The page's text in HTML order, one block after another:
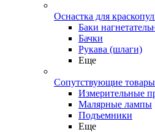
Оснастка для
Баки
Бачки
Рукава (шлаги)
Еще
Сопутствующие товары
Измерительные
Малярные лампы
Подъемники
Еще